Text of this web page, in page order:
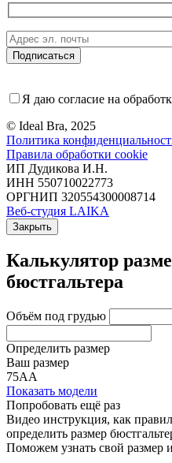
Я даю согласие на
© Ideal Bra, 2025
Политика
Правила обработки cookie
ИП Дудикова И.Н.
ИНН 550710022773
ОРГНИП 320554300008714
Веб-студия LAIKA
Закрыть
Калькулятор
бюстгальтера
Объём под грудью
Определить размер
Ваш размер
75АА
Показать модели
Попробовать ещё раз
Видео инструкция, как
определить размер
Поможем узнать свой размер и